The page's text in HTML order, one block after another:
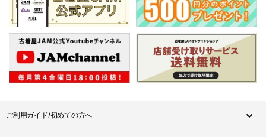
ご利用ガイド/初めての方へ